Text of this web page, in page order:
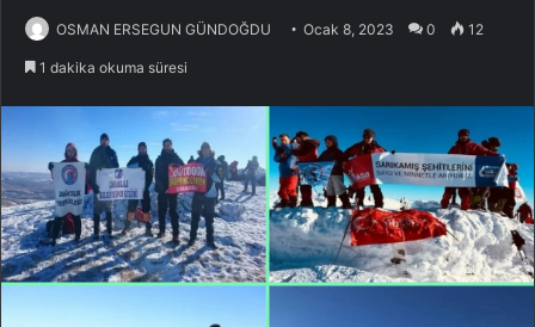
OSMAN ERSEGUN GÜNDOĞDU Ocak 8, 2023 0 12
1 dakika okuma süresi